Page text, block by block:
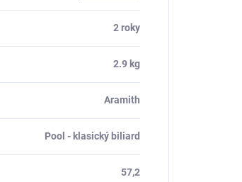
2 roky
2.9 kg
Aramith
Pool - klasický biliard
57,2